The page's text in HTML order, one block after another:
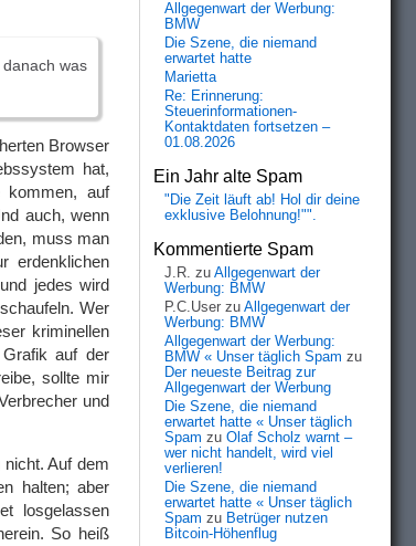
was
Browser
hat,
auf
auch, wenn
muss man
erdenklichen
jedes wird
Wer
kriminellen
auf der
sollte mir
und
Auf dem
halten; aber
losgelassen
So heiß
Allgegenwart der Werbung:
BMW
Die Szene, die niemand
erwartet hatte
Marietta
Re: Erinnerung:
Steuerinformationen-
Kontaktdaten fortsetzen –
01.08.2026
Ein Jahr alte Spam
"Die Zeit läuft ab! Hol dir deine
exklusive Belohnung!"".
Kommentierte Spam
J.R. zu Allgegenwart der
Werbung: BMW
P.C.User zu Allgegenwart der
Werbung: BMW
Allgegenwart der Werbung:
BMW « Unser täglich Spam zu
Der neueste Beitrag zur
Allgegenwart der Werbung
Die Szene, die niemand
erwartet hatte « Unser täglich
Spam zu Olaf Scholz warnt –
wer nicht handelt, wird viel
verlieren!
Die Szene, die niemand
erwartet hatte « Unser täglich
Spam zu Betrüger nutzen
Bitcoin-Höhenflug